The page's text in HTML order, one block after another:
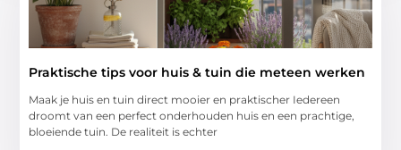
Praktische tips voor huis & tuin die meteen werken
Maak je huis en tuin direct mooier en praktischer Iedereen
droomt van een perfect onderhouden huis en een prachtige,
bloeiende tuin. De realiteit is echter